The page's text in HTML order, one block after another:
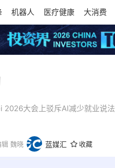
机器人 医疗健康 大消费
2026大会上驳斥AI减少就业说
辑 魏晓 蓝媒汇 收藏